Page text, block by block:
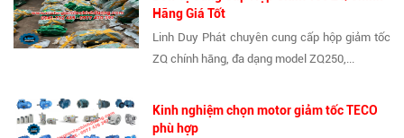
Hãng Giá Tốt
Linh Duy Phát chuyên cung cấp hộp giảm tốc
ZQ chính hãng, đa dạng model ZQ250,...
Kinh nghiệm chọn motor giảm tốc TECO
phù hợp